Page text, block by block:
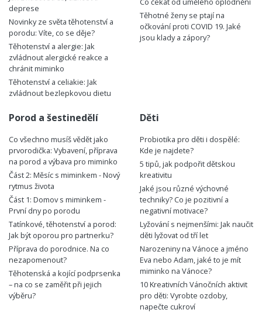
deprese
Novinky ze světa těhotenství a
porodu: Víte, co se děje?
Těhotenství a alergie: Jak
zvládnout alergické reakce a
chránit miminko
Těhotenství a celiakie: Jak
zvládnout bezlepkovou dietu
Těhotné ženy se ptají na
očkování proti COVID 19. Jaké
jsou klady a zápory?
Porod a šestinedělí
Co všechno musíš vědět jako
prvorodička: Vybavení, příprava
na porod a výbava pro miminko
Část 2: Měsíc s miminkem - Nový
rytmus života
Část 1: Domov s miminkem -
První dny po porodu
Tatínkové, těhotenství a porod:
Jak být oporou pro partnerku?
Příprava do porodnice. Na co
nezapomenout?
Těhotenská a kojící podprsenka
– na co se zaměřit při jejich
výběru?
Děti
Probiotika pro děti i dospělé:
Kde je najdete?
5 tipů, jak podpořit dětskou
kreativitu
Jaké jsou různé výchovné
techniky? Co je pozitivní a
negativní motivace?
Lyžování s nejmenšími: Jak naučit
děti lyžovat od tří let
Narozeniny na Vánoce a jméno
Eva nebo Adam, jaké to je mít
miminko na Vánoce?
10 Kreativních Vánočních aktivit
pro děti: Vyrobte ozdoby,
napečte cukroví